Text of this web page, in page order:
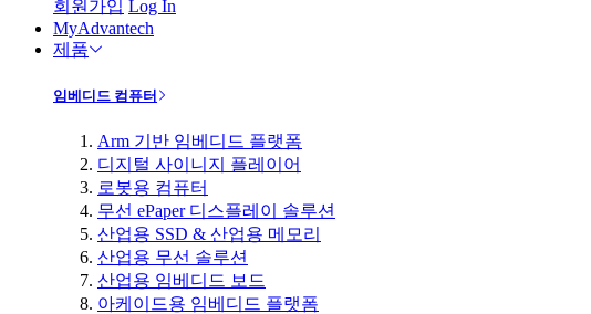
회원가입 Log In
MyAdvantech
제품
임베디드 컴퓨터
Arm 기반 임베디드 플랫폼
디지털 사이니지 플레이어
로봇용 컴퓨터
무선 ePaper 디스플레이 솔루션
산업용 SSD & 산업용 메모리
산업용 무선 솔루션
산업용 임베디드 보드
아케이드용 임베디드 플랫폼